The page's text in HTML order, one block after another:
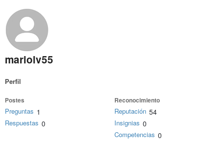
mariolv55
Perfil
Postes
Preguntas 1
Respuestas 0
Reconocimiento
Reputación 54
Insignias 0
Competencias 0